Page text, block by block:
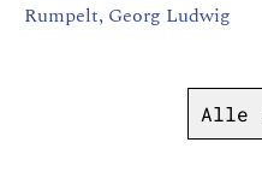
Rumpelt, Georg Ludwig
Alle